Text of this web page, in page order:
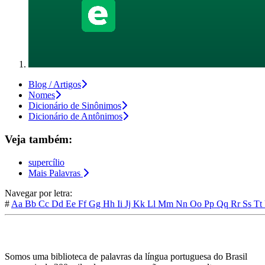
Blog / Artigos
Nomes
Dicionário de Sinônimos
Dicionário de Antônimos
Veja também:
supercílio
Mais Palavras
Navegar por letra:
# Aa Bb Cc Dd Ee FfGg Hh Ii Jj Kk Ll Mm Nn Oo Pp Qq Rr Ss Tt
Somos uma biblioteca de palavras da língua portuguesa do Brasil